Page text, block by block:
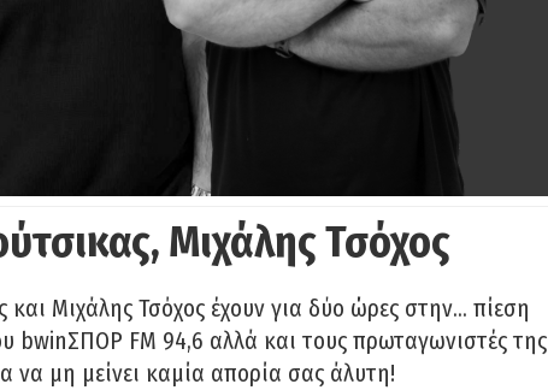
Μιχάλης Τσόχος
και Μιχάλης Τσόχος έχουν για δύο ώρες στην… πίεση
bwinΣΠΟΡ FM 94,6 αλλά και τους πρωταγωνιστές της
να μη μείνει καμία απορία σας άλυτη!